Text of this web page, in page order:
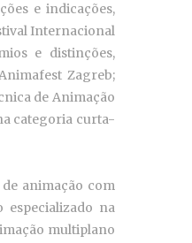
e indicações,
Internacional
e distinções,
Zagreb;
de Animação
categoria curta-
animação com
na
multiplano